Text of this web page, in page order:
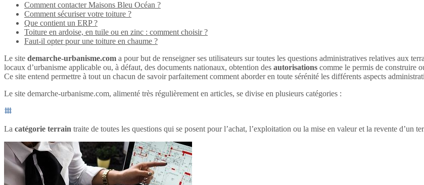
Comment contacter Maisons Bleu Océan ?
Comment sécuriser votre toiture ?
Que contient un ERP ?
Toiture en ardoise, en tuile ou en zinc : comment choisir ?
Faut-il opter pour une toiture en chaume ?
Le site demarche-urbanisme.com a pour but de renseigner ses utilisateurs sur toutes les questions administratives relatives aux
locaux d’urbanisme applicable ou, à défaut, des documents nationaux, obtention des autorisations comme le permis de construire
Ce site entend permettre à tout un chacun de savoir parfaitement comment aborder en toute sérénité les différents aspects
Le site demarche-urbanisme.com, alimenté très régulièrement en articles, se divise en plusieurs catégories :
La catégorie terrain traite de toutes les questions qui se posent pour l’achat, l’exploitation ou la mise en valeur et la revente d’un